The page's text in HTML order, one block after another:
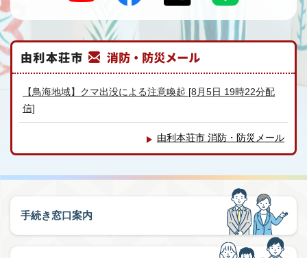
【鳥海地域】クマ出没による注意喚起 [8月5日 19時22分配
信]
由利本荘市 消防・防災メール
手続き窓口案内